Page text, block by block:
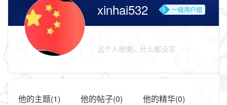
xinhai532 一级用户组
这个人很懒，什么都没写
他的主题(1) 他的帖子(0) 他的精华(0)